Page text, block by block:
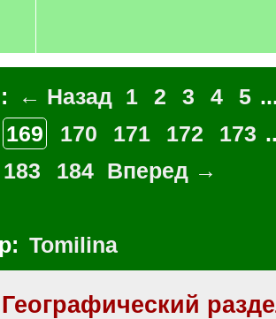
← Назад 1 2 3 4 5
169 170 171 172 173
183 184 Вперед →
Tomilina
Географический